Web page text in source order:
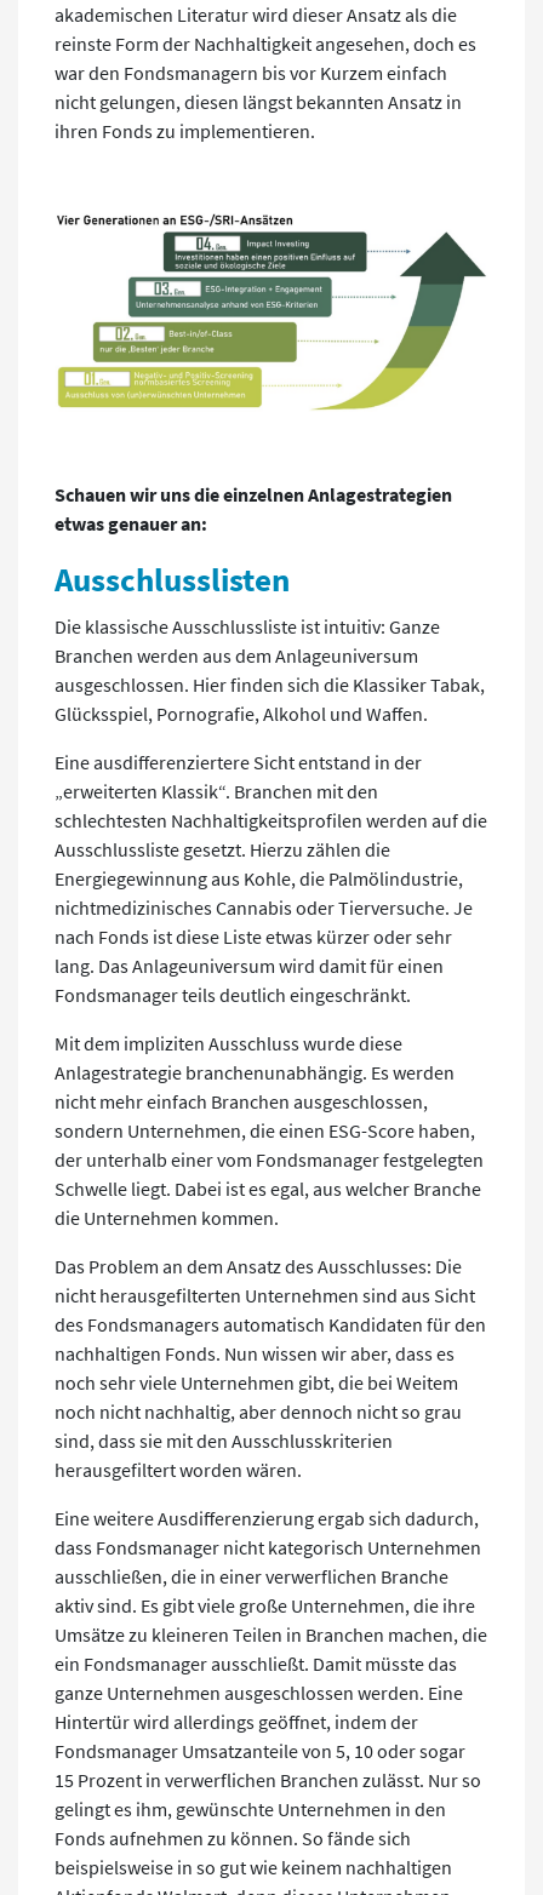
akademischen Literatur wird dieser Ansatz als die
reinste Form der Nachhaltigkeit angesehen, doch es
war den Fondsmanagern bis vor Kurzem einfach
nicht gelungen, diesen längst bekannten Ansatz in
ihren Fonds zu implementieren.
Schauen wir uns die einzelnen Anlagestrategien
etwas genauer an:
Ausschlusslisten
Die klassische Ausschlussliste ist intuitiv: Ganze
Branchen werden aus dem Anlageuniversum
ausgeschlossen. Hier finden sich die Klassiker Tabak,
Glücksspiel, Pornografie, Alkohol und Waffen.
Eine ausdifferenziertere Sicht entstand in der
„erweiterten Klassik“. Branchen mit den
schlechtesten Nachhaltigkeitsprofilen werden auf die
Ausschlussliste gesetzt. Hierzu zählen die
Energiegewinnung aus Kohle, die Palmölindustrie,
nichtmedizinisches Cannabis oder Tierversuche. Je
nach Fonds ist diese Liste etwas kürzer oder sehr
lang. Das Anlageuniversum wird damit für einen
Fondsmanager teils deutlich eingeschränkt.
Mit dem impliziten Ausschluss wurde diese
Anlagestrategie branchenunabhängig. Es werden
nicht mehr einfach Branchen ausgeschlossen,
sondern Unternehmen, die einen ESG-Score haben,
der unterhalb einer vom Fondsmanager festgelegten
Schwelle liegt. Dabei ist es egal, aus welcher Branche
die Unternehmen kommen.
Das Problem an dem Ansatz des Ausschlusses: Die
nicht herausgefilterten Unternehmen sind aus Sicht
des Fondsmanagers automatisch Kandidaten für den
nachhaltigen Fonds. Nun wissen wir aber, dass es
noch sehr viele Unternehmen gibt, die bei Weitem
noch nicht nachhaltig, aber dennoch nicht so grau
sind, dass sie mit den Ausschlusskriterien
herausgefiltert worden wären.
Eine weitere Ausdifferenzierung ergab sich dadurch,
dass Fondsmanager nicht kategorisch Unternehmen
ausschließen, die in einer verwerflichen Branche
aktiv sind. Es gibt viele große Unternehmen, die ihre
Umsätze zu kleineren Teilen in Branchen machen, die
ein Fondsmanager ausschließt. Damit müsste das
ganze Unternehmen ausgeschlossen werden. Eine
Hintertür wird allerdings geöffnet, indem der
Fondsmanager Umsatzanteile von 5, 10 oder sogar
15 Prozent in verwerflichen Branchen zulässt. Nur so
gelingt es ihm, gewünschte Unternehmen in den
Fonds aufnehmen zu können. So fände sich
beispielsweise in so gut wie keinem nachhaltigen